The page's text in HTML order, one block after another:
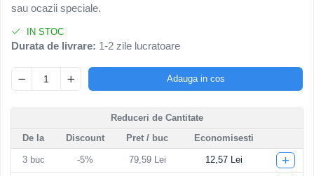
Umidificatoare
Articole pentru Gradina si Bricolaj
Lampi de veghe
Articole si, Echipamente pentru
sau ocazii speciale.
IN STOC
Durata de livrare: 1-2 zile lucratoare
Adauga in cos
Reduceri de Cantitate
De la
Discount Pret / buc Economisesti
3buc -5% 79,59 Lei 12,57 Lei +